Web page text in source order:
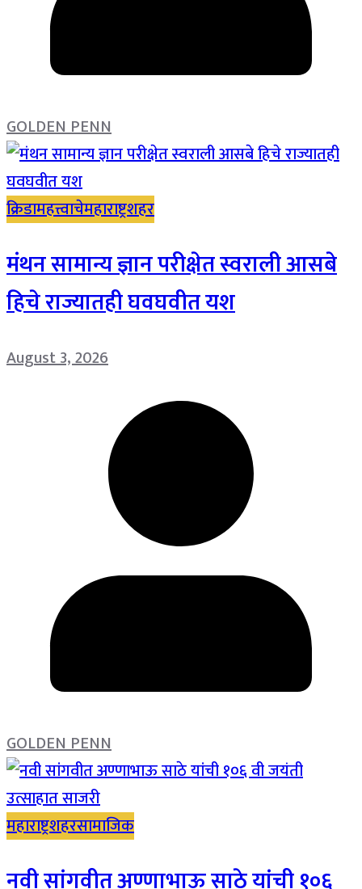
GOLDEN PENN
क्रिडामहत्त्वाचेमहाराष्ट्रशहर
मंथन सामान्य ज्ञान परीक्षेत स्वराली आसबे
हिचे राज्यातही घवघवीत यश
August 3, 2026
GOLDEN PENN
महाराष्ट्रशहरसामाजिक
नवी सांगवीत अण्णाभाऊ साठे यांची १०६